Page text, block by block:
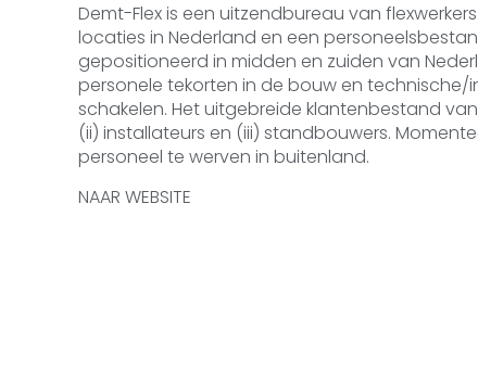
Demt-Flex is een uitzendbureau van
locaties in Nederland en een
gepositioneerd in midden en zuiden van
personele tekorten in de bouw en
schakelen. Het uitgebreide klantenbestand
(ii) installateurs en (iii) standbouwers.
personeel te werven in buitenland.
NAAR WEBSITE